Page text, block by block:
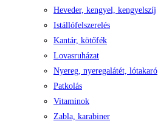
Heveder, kengyel, kengyelszíj
Istállófelszerelés
Kantár, kötőfék
Lovasruházat
Nyereg, nyeregalátét, lótakaró
Patkolás
Vitaminok
Zabla, karabiner